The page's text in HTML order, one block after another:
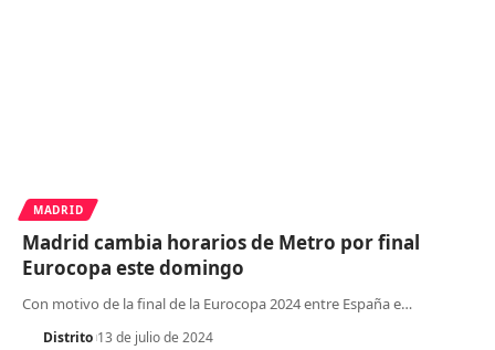
MADRID
Madrid cambia horarios de Metro por final
Eurocopa este domingo
Con motivo de la final de la Eurocopa 2024 entre España e…
Distrito 13 de julio de 2024